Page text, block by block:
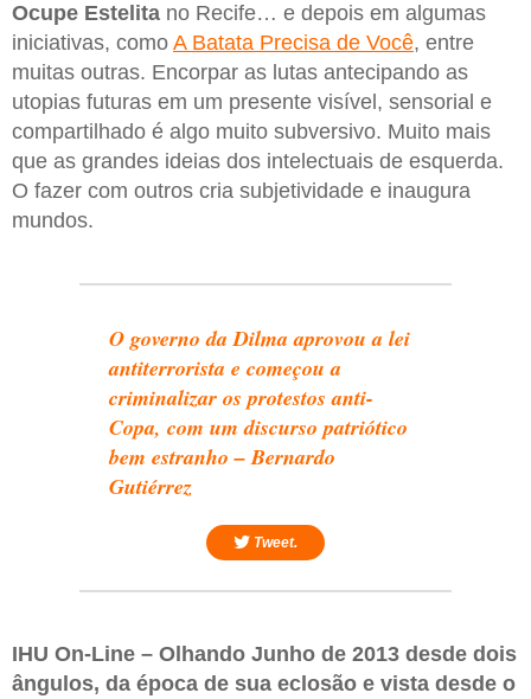
Ocupe Estelita no Recife… e depois em algumas
iniciativas, como A Batata Precisa de Você, entre
muitas outras. Encorpar as lutas antecipando as
utopias futuras em um presente visível, sensorial e
compartilhado é algo muito subversivo. Muito mais
que as grandes ideias dos intelectuais de esquerda.
O fazer com outros cria subjetividade e inaugura
mundos.
O governo da Dilma aprovou a lei
antiterrorista e começou a
criminalizar os protestos anti-
Copa, com um discurso patriótico
bem estranho – Bernardo
Gutiérrez
Tweet.
IHU On-Line – Olhando Junho de 2013 desde dois
ângulos, da época de sua eclosão e vista desde o